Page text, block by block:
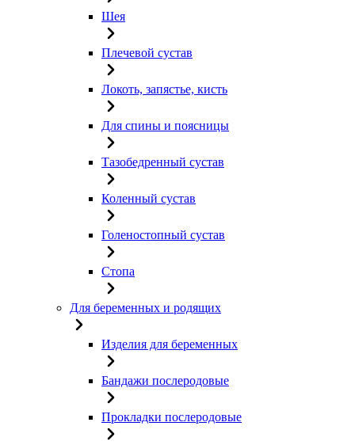
Шея
Плечевой сустав
Локоть, запястье, кисть
Для спины и поясницы
Тазобедренный сустав
Коленный сустав
Голеностопный сустав
Стопа
Для беременных и родящих
Изделия для беременных
Бандажи послеродовые
Прокладки послеродовые